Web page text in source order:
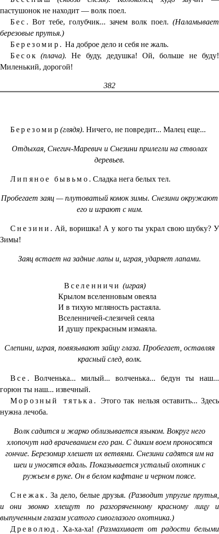
пастушонок не находит — волк поел.
Бес. Вот тебе, голубчик... зачем волк поел. (Наламывает
березовые прутья.)
Березомир.На доброе дело и себя не жаль.
Бесок (плача). Не буду, дедушка! Ой, больше не буду!
Миленький, дорогой!
382
Березомир (глядя). Ничего, не повредит... Малец еще...
Отдыхая, Снегич-Маревич и Снезини прилегли на стволах
деревьев.
Липяное бывьмо. Сладка нега белых тел.
Пробегает заяц — плутоватый комок зимы. Снезини окружают
его и играют с ним.
Снезини. Ай, воришка! А у кого ты украл свою шубку? У
Зимы!
Заяц встает на задние лапы и, играя, ударяет лапами.
Вселенничи(играя)
Крылом вселенновым овеяла
И в тихую мгляность растаяла.
Вселенничей-слезичей сеяла
И душу прекрасным измаяла.
Слепини, играя, повязывают зайцу глаза. Пробегает, оставляя
красный след, волк.
Все. Волченька... милый... волченька... бедун ты наш...
горюн ты наш... извечный.
Морозный тятька.Этого так нельзя оставить... Здесь
нужна лечоба.
Волк садится и жарко облизывается языком. Вокруг него
хлопочут над врачеванием его ран. С диким воем проносятся
гончие. Березомир хлешет их ветвями. Снезини садятся им на
шеи и уносятся вдаль. Показывается усталый охотник с
ружьем в руке. Он в белом кафтане и черном поясе.
Снежак. За дело, белые друзья. (Разводит упругие прутья,
и они звонко хлещут по разгоряченному красному лицу и
выпученным глазам усатого сивоглазого охотника.)
Древолюд. Ха-ха-ха!(Размахивает от радости белыми